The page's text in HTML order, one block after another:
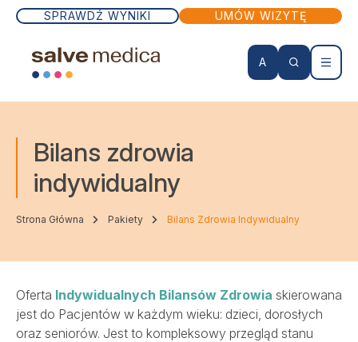
SPRAWDŹ WYNIKI UMÓW WIZYTĘ
A
Wizyty lekarskie
Lekarze
Bilans zdrowia
indywidualny
Strona Główna Pakiety Bilans Zdrowia Indywidualny
Oferta Indywidualnych Bilansów Zdrowia skierowana
jest do Pacjentów w każdym wieku: dzieci, dorosłych
oraz seniorów. Jest to kompleksowy przegląd stanu